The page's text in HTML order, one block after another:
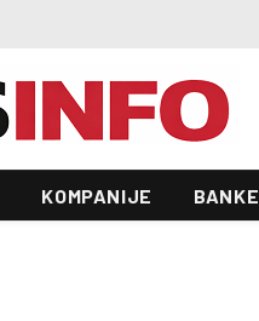
KOMPANIJE BANKE